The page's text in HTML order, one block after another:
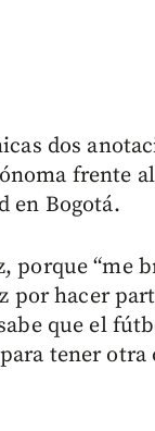
dos
frente
en Bogotá.
porque “me
por hacer
que el
tener